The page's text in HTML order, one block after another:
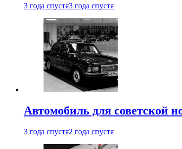
3 года спустя3 года спустя
Автомобиль для советской
3 года спустя2 года спустя